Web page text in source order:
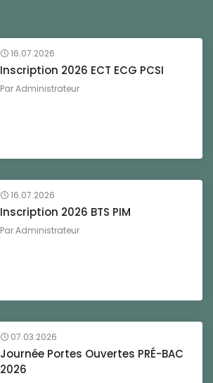
16.07.2026
Inscription 2026 ECT ECG PCSI
ParAdministrateur
16.07.2026
Inscription 2026 BTS PIM
ParAdministrateur
07.03.2026
Journée Portes Ouvertes PRÉ-BAC
2026